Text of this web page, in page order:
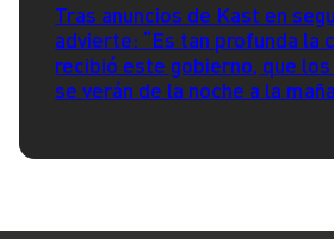
Tras anuncios de Kast en
advierte: “Es tan profunda la
recibió este gobierno, que
se verán de la noche a la